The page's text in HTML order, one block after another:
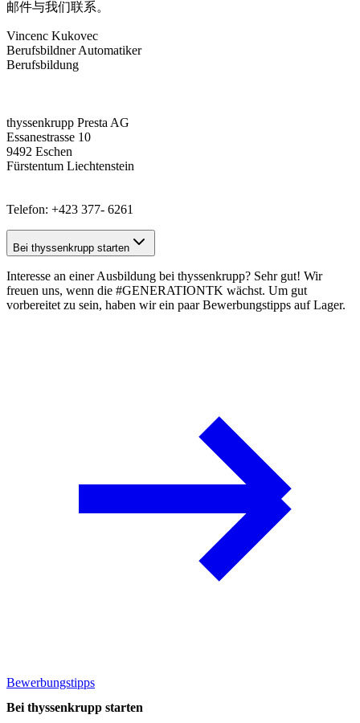
邮件与我们联系。
Vincenc Kukovec
Berufsbildner Automatiker
Berufsbildung
thyssenkrupp Presta AG
Essanestrasse 10
9492 Eschen
Fürstentum Liechtenstein
Telefon: +423 377- 6261
Bei thyssenkrupp starten
Interesse an einer Ausbildung bei thyssenkrupp? Sehr gut! Wir
freuen uns, wenn die #GENERATIONTK wächst. Um gut
vorbereitet zu sein, haben wir ein paar Bewerbungstipps auf Lager.
Bewerbungstipps
Bei thyssenkrupp starten